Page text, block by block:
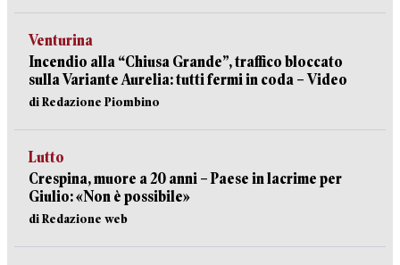
Venturina
Incendio alla “Chiusa Grande”, traffico bloccato
sulla Variante Aurelia: tutti fermi in coda – Video
di Redazione Piombino
Lutto
Crespina, muore a 20 anni – Paese in lacrime per
Giulio: «Non è possibile»
di Redazione web